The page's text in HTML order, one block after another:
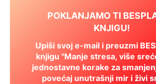
POKLANJAMO TI
KNJIGU!
Upiši svoj e-mail i preuzmi
knjigu "Manje stresa, više
jednostavne korake za
povećaj unutrašnji mir i živi